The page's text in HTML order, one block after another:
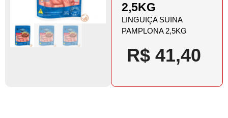
2,5KG
LINGUIÇA SUINA
PAMPLONA 2,5KG
R$ 41,40